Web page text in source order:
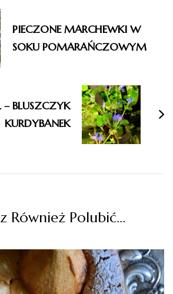
PIECZONE MARCHEWKI W
SOKU POMARAŃCZOWYM
– BLUSZCZYK
KURDYBANEK
Również Polubić…